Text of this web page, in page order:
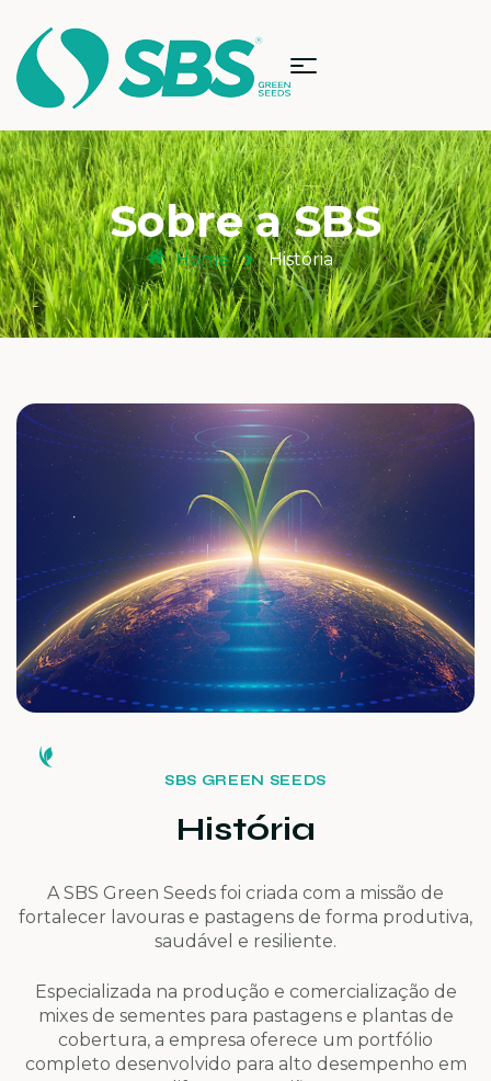
Sobre a SBS
Home História
História
SBS GREEN SEEDS
A SBS Green Seeds foi criada com a missão de
fortalecer lavouras e pastagens de forma produtiva,
saudável e resiliente.
Especializada na produção e comercialização de
mixes de sementes para pastagens e plantas de
cobertura, a empresa oferece um portfólio
completo desenvolvido para alto desempenho em